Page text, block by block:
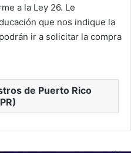
a la Ley 26. Le
que nos indique la
ir a solicitar la compra
de Puerto Rico